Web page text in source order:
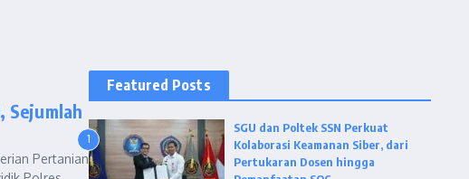
Sejumlah
Pertanian
Featured Posts
1
SGU dan Poltek SSN Perkuat
Kolaborasi Keamanan Siber, dari
Pertukaran Dosen hingga